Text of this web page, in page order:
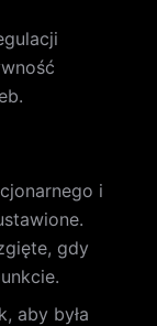
i
gdy
aby była